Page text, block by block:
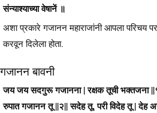
संन्याश्याच्या वेषानें ॥
अशा प्रकारे गजानन महाराजांनी आपला परिचय
करवून दिलेला होता.
गजानन बावनी
जय जय सदगुरू गजानना | रक्षक तूची भक्तजना
रुपात गजानन तू ||२|| सदेह तू, परी विदेह तू | देह